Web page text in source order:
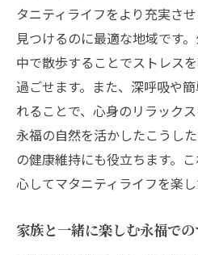
タニティライフをより充実さ
見つけるのに最適な地域です
中で散歩することでストレス
過ごせます。また、深呼吸や
れることで、心身のリラック
永福の自然を活かしたこうし
の健康維持にも役立ちます。
心してマタニティライフを楽し
家族と一緒に楽しむ永福で